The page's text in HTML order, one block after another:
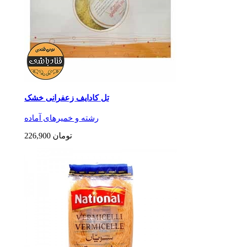
تل کادایف زعفرانی خشک
رشته و خمیرهای آماده
226,900 تومان